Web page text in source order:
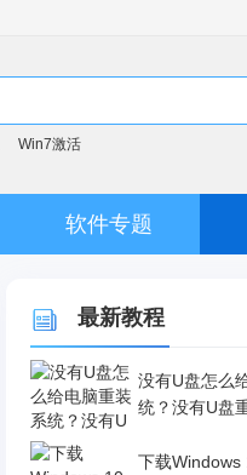
Win7激活
软件专题
最新教程
没有U盘怎么
统？没有U盘
下载Windows